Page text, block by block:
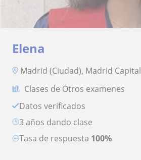
Elena
Madrid (Ciudad), Madrid Capital
Clases de Otros examenes
Datos verificados
3 años dando clase
Tasa de respuesta 100%